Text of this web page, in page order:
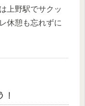
上野駅でサクッ
休憩も忘れずに